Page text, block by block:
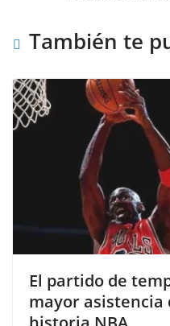
También te
El partido de
mayor asistencia